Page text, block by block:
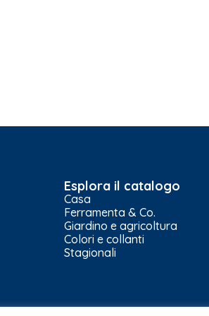
Esplora il catalogo
Casa
Ferramenta & Co.
Giardino e agricoltura
Colori e collanti
Stagionali